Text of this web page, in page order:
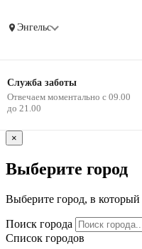
Энгельс
Служба заботы
Отвечаем моментально с 09.00
до 21.00
×
Выберите город
Выберите город, в
Поиск города
Список городов